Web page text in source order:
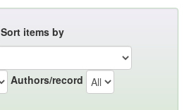
Sort items by
Authors/record